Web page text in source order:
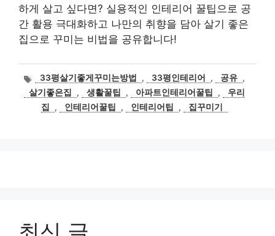
하게 살고 싶다면? 실용적인 인테리어 꿀팁으로 공
간 활용 극대화하고 나만의 취향을 담아 살기 좋은
집으로 꾸미는 비법을 공유합니다!
태
그
33평살기좋게꾸미는방법 , 33평인테리어 , 공유 ,
살기좋은집
, 생활꿀팁 , 아파트인테리어꿀팁 ,
우리
집
, 인테리어꿀팁 , 인테리어팁 , 집꾸미기